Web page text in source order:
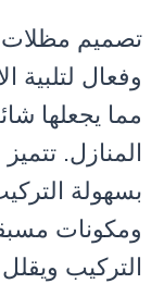
تصميم
وفعال لتلبية
مما يجعلها
المنازل.
بسهولة
ومكونات
التركيب